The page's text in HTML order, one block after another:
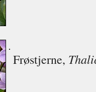
Frøstjerne,